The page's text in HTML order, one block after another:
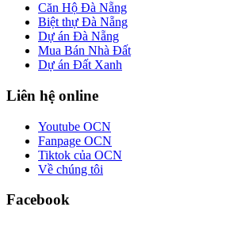
Căn Hộ Đà Nẵng
Biệt thự Đà Nẵng
Dự án Đà Nẵng
Mua Bán Nhà Đất
Dự án Đất Xanh
Liên hệ online
Youtube OCN
Fanpage OCN
Tiktok của OCN
Về chúng tôi
Facebook